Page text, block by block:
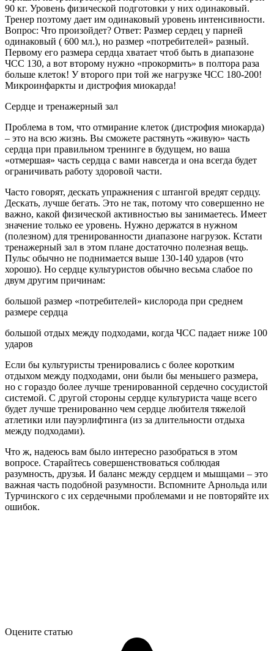
90 кг. Уровень физической подготовки у них одинаковый.
Тренер поэтому дает им одинаковый уровень интенсивности.
Вопрос: Что произойдет? Ответ: Размер сердец у парней
одинаковый ( 600 мл.), но размер «потребителей» разный.
Первому его размера сердца хватает чтоб быть в диапазоне
ЧСС 130, а вот второму нужно «прокормить» в полтора раза
больше клеток! У второго при той же нагрузке ЧСС 180-200!
Микроинфаркты и дистрофия миокарда!
Сердце и тренажерный зал
Проблема в том, что отмирание клеток (дистрофия миокарда)
– это на всю жизнь. Вы сможете растянуть «живую» часть
сердца при правильном тренинге в будущем, но ваша
«отмершая» часть сердца с вами навсегда и она всегда будет
ограничивать работу здоровой части.
Часто говорят, дескать упражнения с штангой вредят сердцу.
Дескать, лучше бегать. Это не так, потому что совершенно не
важно, какой физической активностью вы занимаетесь. Имеет
значение только ее уровень. Нужно держатся в нужном
(полезном) для тренированности диапазоне нагрузок. Кстати
тренажерный зал в этом плане достаточно полезная вещь.
Пульс обычно не поднимается выше 130-140 ударов (что
хорошо). Но сердце культуристов обычно весьма слабое по
двум другим причинам:
большой размер «потребителей» кислорода при среднем
размере сердца
большой отдых между подходами, когда ЧСС падает ниже 100
ударов
Если бы культуристы тренировались с более коротким
отдыхом между подходами, они были бы меньшего размера,
но с гораздо более лучше тренированной сердечно сосудистой
системой. С другой стороны сердце культуриста чаще всего
будет лучше тренированно чем сердце любителя тяжелой
атлетики или пауэрлифтинга (из за длительности отдыха
между подходами).
Что ж, надеюсь вам было интересно разобраться в этом
вопросе. Старайтесь совершенствоваться соблюдая
разумность, друзья. И баланс между сердцем и мышцами – это
важная часть подобной разумности. Вспомните Арнольда или
Турчинского с их сердечными проблемами и не повторяйте их
ошибок.
Оцените статью